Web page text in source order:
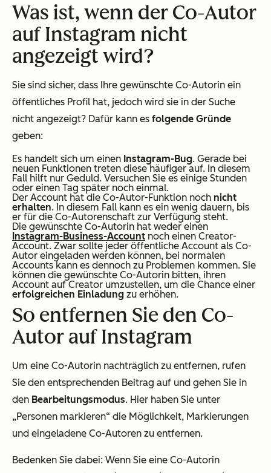
Was ist, wenn der Co-Autor
auf Instagram nicht
angezeigt wird?
Sie sind sicher, dass Ihre gewünschte Co-Autorin ein
öffentliches Profil hat, jedoch wird sie in der Suche
nicht angezeigt? Dafür kann es folgende Gründe
geben:
Es handelt sich um einen Instagram-Bug. Gerade bei
neuen Funktionen treten diese häufiger auf. In diesem
Fall hilft nur Geduld. Versuchen Sie es einige Stunden
oder einen Tag später noch einmal.
Der Account hat die Co-Autor-Funktion noch nicht
erhalten. In diesem Fall kann es ein wenig dauern, bis
er für die Co-Autorenschaft zur Verfügung steht.
Die gewünschte Co-Autorin hat weder einen
Instagram-Business-Account noch einen Creator-
Account. Zwar sollte jeder öffentliche Account als Co-
Autor eingeladen werden können, bei normalen
Accounts kann es dennoch zu Problemen kommen. Sie
können die gewünschte Co-Autorin bitten, ihren
Account auf Creator umzustellen, um die Chance einer
erfolgreichen Einladung zu erhöhen.
So entfernen Sie den Co-
Autor auf Instagram
Um eine Co-Autorin nachträglich zu entfernen, rufen
Sie den entsprechenden Beitrag auf und gehen Sie in
den Bearbeitungsmodus. Hier haben Sie unter
„Personen markieren“ die Möglichkeit, Markierungen
und eingeladene Co-Autoren zu entfernen.
Bedenken Sie dabei: Wenn Sie eine Co-Autorin